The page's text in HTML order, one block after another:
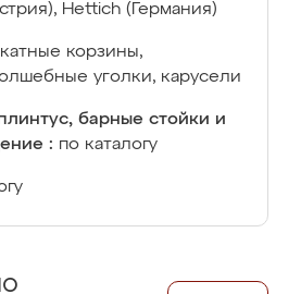
Hettich (Германия)
корзины,
уголки, карусели
барные стойки и
: по каталогу